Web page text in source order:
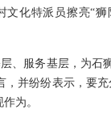
化特派员擦亮“
、服务基层，为石
并纷纷表示，要
为。